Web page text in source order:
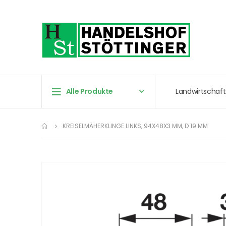
Alle Produkte Landwirtschaft
KREISELMÄHERKLINGE LINKS, 94X48X3 MM, D 19 MM